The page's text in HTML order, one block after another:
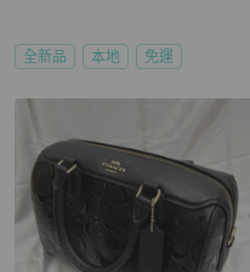
全新品 本地 免運